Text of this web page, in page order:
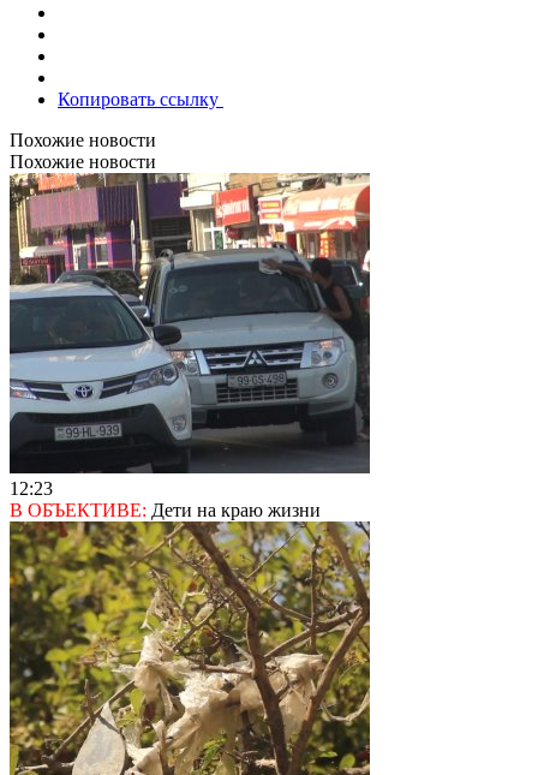
Копировать ссылку
Похожие новости
Похожие новости
12:23
В ОБЪЕКТИВЕ: Дети на краю жизни